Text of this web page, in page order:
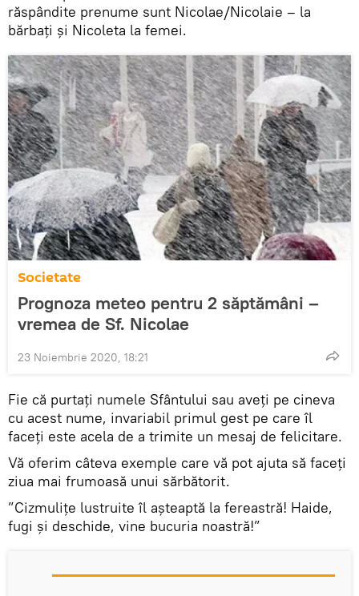
răspândite prenume sunt Nicolae/Nicolaie – la
bărbați și Nicoleta la femei.
Societate
Prognoza meteo pentru 2 săptămâni –
vremea de Sf. Nicolae
23 Noiembrie 2020, 18:21
Fie că purtați numele Sfântului sau aveți pe cineva
cu acest nume, invariabil primul gest pe care îl
faceți este acela de a trimite un mesaj de felicitare.
Vă oferim câteva exemple care vă pot ajuta să faceți
ziua mai frumoasă unui sărbătorit.
”Cizmulițe lustruite îl așteaptă la fereastră! Haide,
fugi și deschide, vine bucuria noastră!”